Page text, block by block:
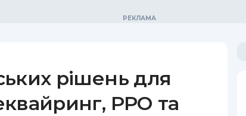
рішень для
РРО та